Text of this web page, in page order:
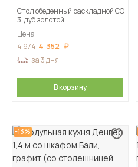
Стол обеденный раскладной СО
3, дуб золотой
Цена
4 974 4 352
за 3 дня
В корзину
-13%